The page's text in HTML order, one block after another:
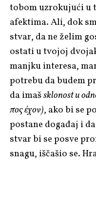
tobom uzrokujući u
afektima. Ali, dok
stvar, da ne želim
ostati u tvojoj
manjku interesa,
potrebu da budem
da imašsklonost u
πος έχον), ako bi se
postane događaj i
stvar bi se posve
snagu, iščašio se.